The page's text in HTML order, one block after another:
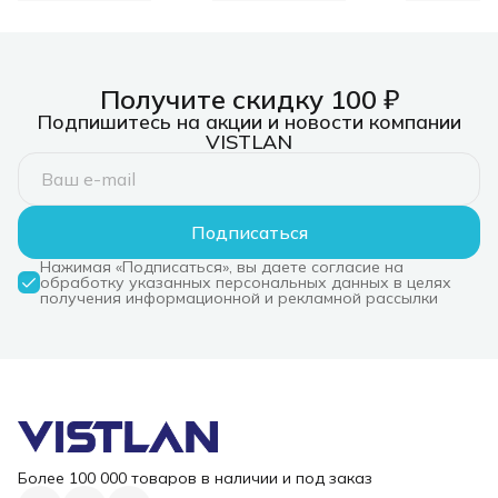
Получите скидку 100 ₽
Подпишитесь на акции и новости компании
VISTLAN
Подписаться
Нажимая «Подписаться», вы даете согласие на
обработку указанных персональных данных в целях
получения информационной и рекламной рассылки
Более 100 000 товаров в наличии и под заказ